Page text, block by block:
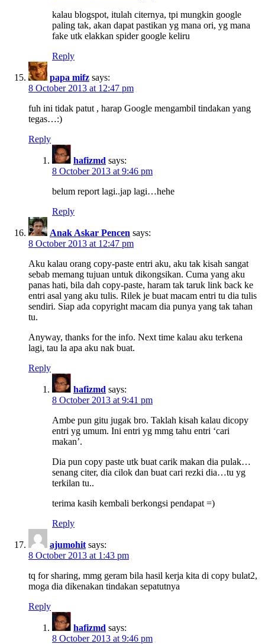
kalau blogspot, itulah citernya, tpi mungkin google
paling tak, akan dapat pastikan yg mana ori, yg mana
fake utk elakkan spider google keliru
Reply
papa mifz says:
8 October 2013 at 12:47 pm
fuh ini tidak patut , harap Google mengambil tindakan yang
tegas…:)
Reply
hafizmd says:
8 October 2013 at 9:46 pm
belum report lagi..jap lagi…hehe
Reply
Anak Askar Pencen says:
8 October 2013 at 12:47 pm
Aku kalau orang copy-paste entri aku, aku tak kisah sangat
sebab memang tujuan untuk dikongsikan. Cuma yang aku
panas hati, bila dah copy-paste, haram tak taruk link back ke
entri asal yang aku tulis. Rilek je buat macam entri tu dia tulis
sendiri. Siap ada copyright macam dia punya yang tak tahan
tu.
Anyway, thanks for the info. Next time kalau aku terkena
lagi, tau la apa aku nak buat.
Reply
hafizmd says:
8 October 2013 at 9:41 pm
Ambe pun gitu jugak bro. Taklah kisah kalau dicopy
entri yg umum. Ini entri yg mmg tahu entri ‘cari
makan’.
Dia pun copy paste utk buat carik makan dia pulak…
senang citer, dia cilok dan buat cari rezki dia…tu yg
terkilan tu..
terima kasih kembali berkongsi pendapat =)
Reply
ajumohit says:
8 October 2013 at 1:43 pm
tq for sharing, mmg geram bila hasil kerja kita di copy bulat2,
moga dia dikenakan tindakan sepatutnya
Reply
hafizmd says:
8 October 2013 at 9:46 pm